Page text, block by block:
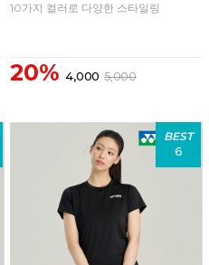
10가지 컬러로 다양한 스타일링
20% 4,000 5,000
BEST
6